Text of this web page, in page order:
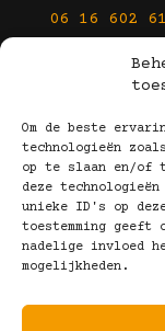
Om de beste
technologieën
op te slaan en/of
deze
unieke ID's op
toestemming
nadelige invloed
mogelijkheden.
06 16 602
Volg Ons!